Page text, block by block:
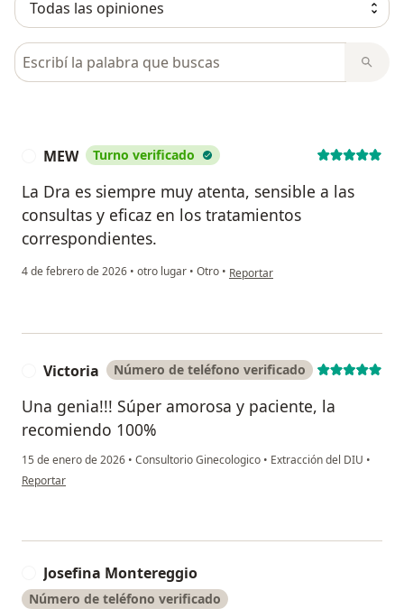
Busca en opiniones
MEW Turno verificado
La Dra es siempre muy atenta, sensible a las
consultas y eficaz en los tratamientos
correspondientes.
4 de febrero de 2026 • otro lugar • Otro • en opinión del usuario MEW
Reportar
Victoria Número de teléfono verificado
Una genia!!! Súper amorosa y paciente, la
recomiendo 100%
15 de enero de 2026 • Consultorio Ginecologico • Extracción del DIU •
en opinión del usuario Victoria
Reportar
Josefina Montereggio
Número de teléfono verificado